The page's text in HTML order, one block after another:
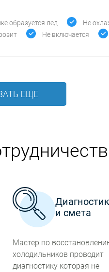
образуется лед
Не
Не включается
ЕЩЕ
и смета
Мастер по
холодильников проводит
диагностику которая не